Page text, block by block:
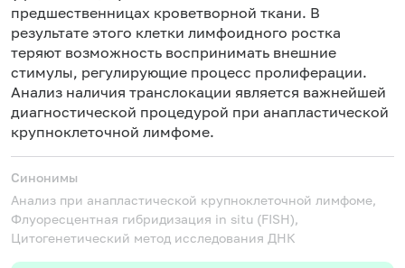
предшественницах кроветворной ткани. В
результате этого клетки лимфоидного ростка
теряют возможность воспринимать внешние
стимулы, регулирующие процесс пролиферации.
Анализ наличия транслокации является важнейшей
диагностической процедурой при анапластической
крупноклеточной лимфоме.
Синонимы
Анализ при анапластической крупноклеточной лимфоме,
Флуоресцентная гибридизация in situ (FISH),
Цитогенетический метод исследования ДНК